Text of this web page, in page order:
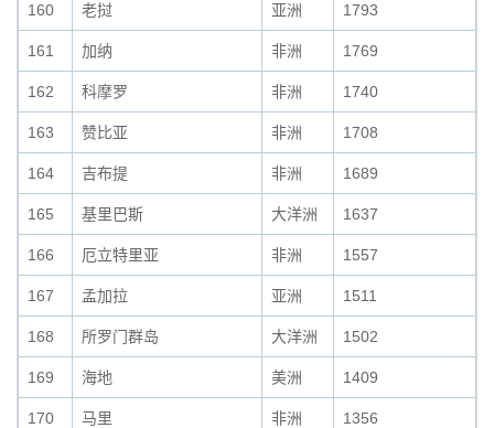
160 老挝 亚洲 1793
161 加纳 非洲 1769
162 科摩罗 非洲 1740
163 赞比亚 非洲 1708
164 吉布提 非洲 1689
165 基里巴斯 大洋洲 1637
166 厄立特里亚 非洲 1557
167 孟加拉 亚洲 1511
168 所罗门群岛 大洋洲 1502
169 海地 美洲 1409
170 马里 非洲 1356